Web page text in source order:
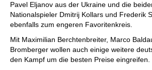
Pavel Eljanov aus der Ukraine und die
Nationalspieler Dmitrij Kollars und Frederik
ebenfalls zum engeren Favoritenkreis.
Mit Maximilian Berchtenbreiter, Marco
Bromberger wollen auch einige weitere
den Kampf um die besten Preise eingreifen.